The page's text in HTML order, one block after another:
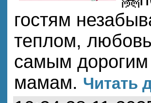
гостям
теплом,
самым
мамам. Читать